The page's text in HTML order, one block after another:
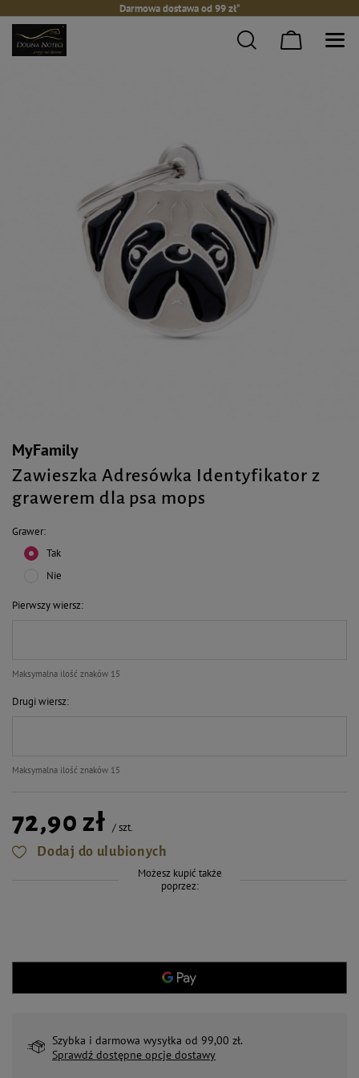
Darmowa dostawa od 99 zł*
MyFamily
Zawieszka Adresówka Identyfikator z
grawerem dla psa mops
Grawer
Tak
Nie
Pierwszy wiersz
Maksymalna ilość znaków 15
Drugi wiersz
Maksymalna ilość znaków 15
72,90 zł /szt.
Dodaj do ulubionych
Możesz kupić także
poprzez:
Szybka i darmowa wysyłka od 99,00 zł.
Sprawdź dostępne opcje dostawy